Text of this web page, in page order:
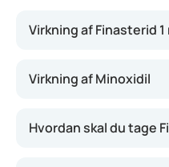
Virkning af Finasterid 1
Virkning af Minoxidil
Hvordan skal du tage